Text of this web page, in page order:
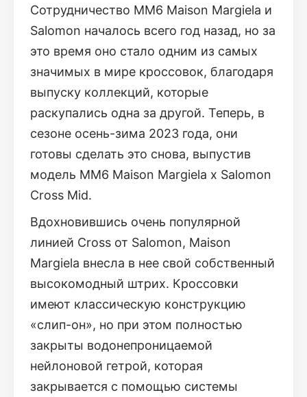
Сотрудничество MM6 Maison Margiela и
Salomon началось всего год назад, но за
это время оно стало одним из самых
значимых в мире кроссовок, благодаря
выпуску коллекций, которые
раскупались одна за другой. Теперь, в
сезоне осень-зима 2023 года, они
готовы сделать это снова, выпустив
модель MM6 Maison Margiela x Salomon
Cross Mid.
Вдохновившись очень популярной
линией Cross от Salomon, Maison
Margiela внесла в нее свой собственный
высокомодный штрих. Кроссовки
имеют классическую конструкцию
«слип-он», но при этом полностью
закрыты водонепроницаемой
нейлоновой гетрой, которая
закрывается с помощью системы